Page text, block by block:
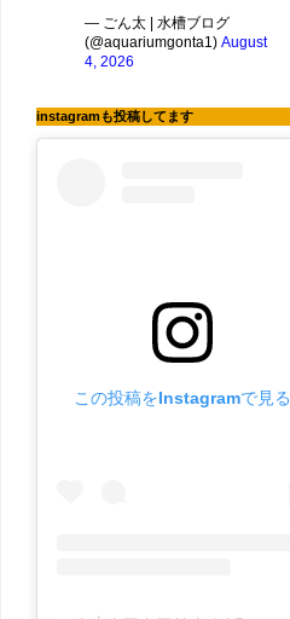
— ごん太 | 水槽ブログ
(@aquariumgonta1) August
4, 2026
instagramも投稿してます
この投稿をInstagramで見る